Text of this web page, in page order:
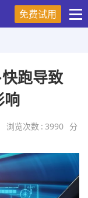
免费试用
跑导致
响
浏览次数 : 3990 分